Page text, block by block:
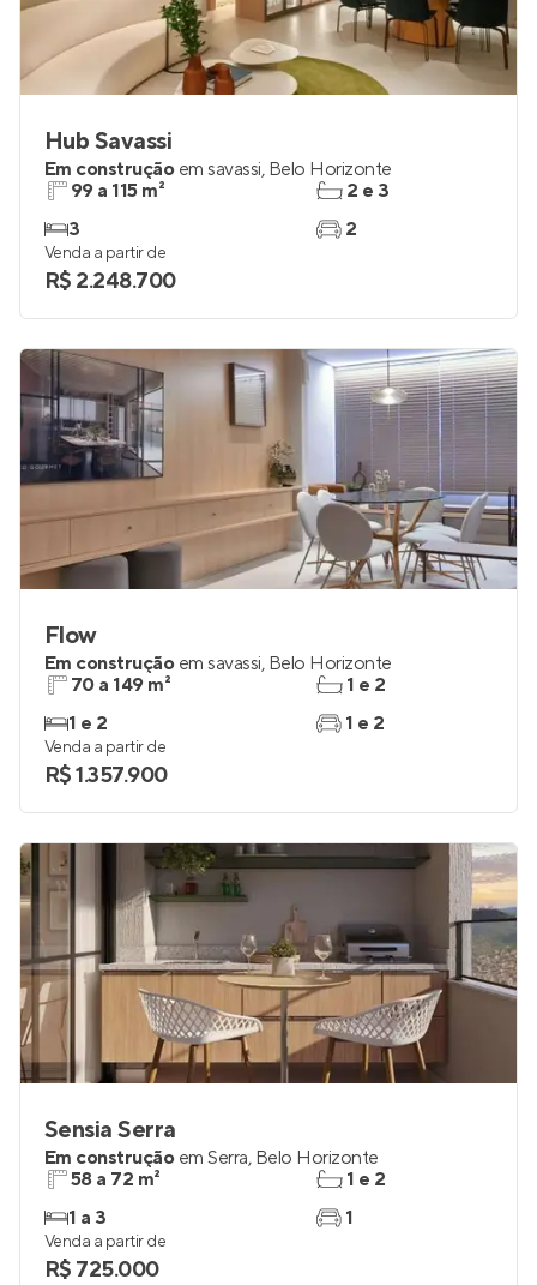
Hub Savassi
Em construção em savassi, Belo Horizonte
99 a 115 m²
3
2 e 3
2
Venda a partir de
R$ 2.248.700
Flow
Em construção em savassi, Belo Horizonte
70 a 149 m²
1 e 2
1 e 2
1 e 2
Venda a partir de
R$ 1.357.900
Sensia Serra
Em construção em Serra, Belo Horizonte
58 a 72 m²
1 a 3
1 e 2
1
Venda a partir de
R$ 725.000